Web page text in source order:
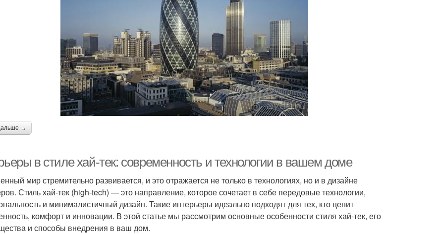
→
в стиле хай-тек: современность и технологии в вашем доме
мир стремительно развивается, и это отражается не только в технологиях, но и в дизайне
Стиль хай-тек (high-tech) — это направление, которое сочетает в себе передовые технологии,
и минималистичный дизайн. Такие интерьеры идеально подходят для тех, кто ценит
комфорт и инновации. В этой статье мы рассмотрим основные особенности стиля хай-тек, его
и способы внедрения в ваш дом.